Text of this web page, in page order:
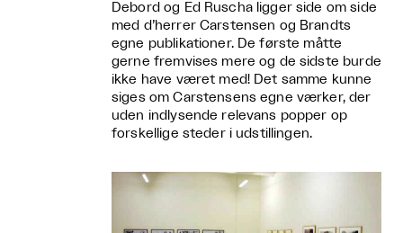
Debord og Ed Ruscha ligger side om side
med d’herrer Carstensen og Brandts
egne publikationer. De første måtte
gerne fremvises mere og de sidste burde
ikke have været med! Det samme kunne
siges om Carstensens egne værker, der
uden indlysende relevans popper op
forskellige steder i udstillingen.